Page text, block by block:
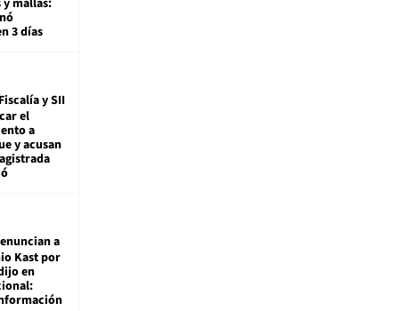
3 días
Fiscalía y SII
el
a
y acusan
a
Kast por
en